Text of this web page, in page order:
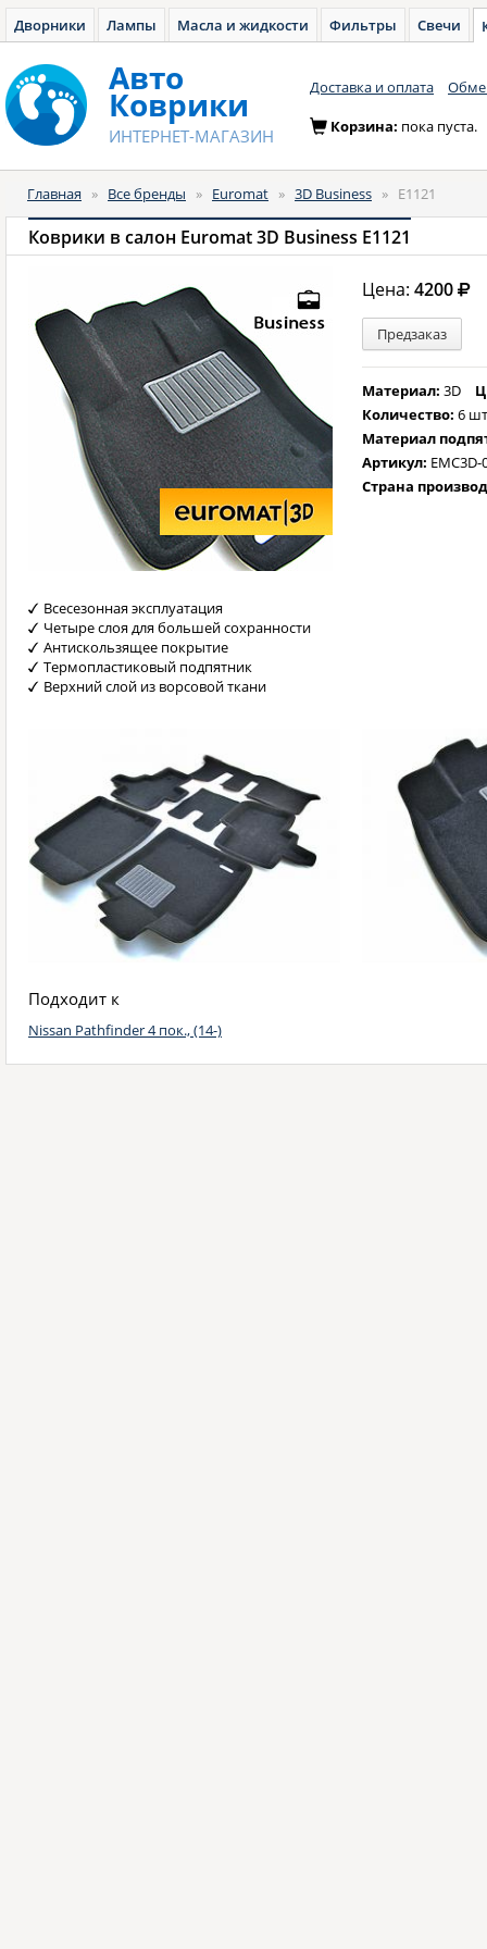
Дворники Лампы Масла и жидкости Фильтры Свечи
Авто
Коврики
ИНТЕРНЕТ-МАГАЗИН
Доставка и оплата
Корзина: пока пуста.
Главная » Все бренды » Euromat » 3D Business » E1121
Коврики в салон Euromat 3D Business E1121
Цена:4200
Предзаказ
Материал:3D
Количество:6
Материал
Артикул: EMC3D-
Страна
Всесезонная эксплуатация
Четыре слоя для большей сохранности
Антискользящее покрытие
Термопластиковый подпятник
Верхний слой из ворсовой ткани
Подходит к
Nissan Pathfinder 4 пок., (14-)